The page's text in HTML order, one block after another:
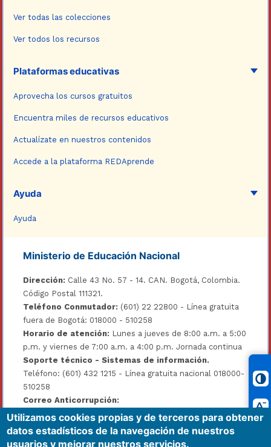
Ver todas las colecciones
Ver todos los recursos
Plataformas educativas
Aprovecha los cursos gratuitos
Encuentra miles de recursos educativos
Actualízate en nuestros contenidos
Accede a la plataforma REDAprende
Ayuda
Ayuda
Ministerio de Educación Nacional
Dirección: Calle 43 No. 57 - 14. CAN. Bogotá, Colombia.
Código Postal 111321.
Teléfono Conmutador: (601) 22 22800 - Línea gratuita
fuera de Bogotá: 018000 - 510258
Horario de atención: Lunes a jueves de 8:00 a.m. a 5:00
p.m. y viernes de 7:00 a.m. a 4:00 p.m. Jornada continua
Soporte técnico - Sistemas de información.
Teléfono: (601) 432 1215 - Línea gratuita nacional 018000-
510258
Correo Anticorrupción:
soytransparente@mineducacion.gov.co
Correo de notificaciones judiciales:
notificacionesjudiciales@mineducacion.gov.co
Utilizamos cookies propias y de terceros para obtener
datos estadísticos de la navegación de nuestros
usuarios y mejorar nuestros servicios.